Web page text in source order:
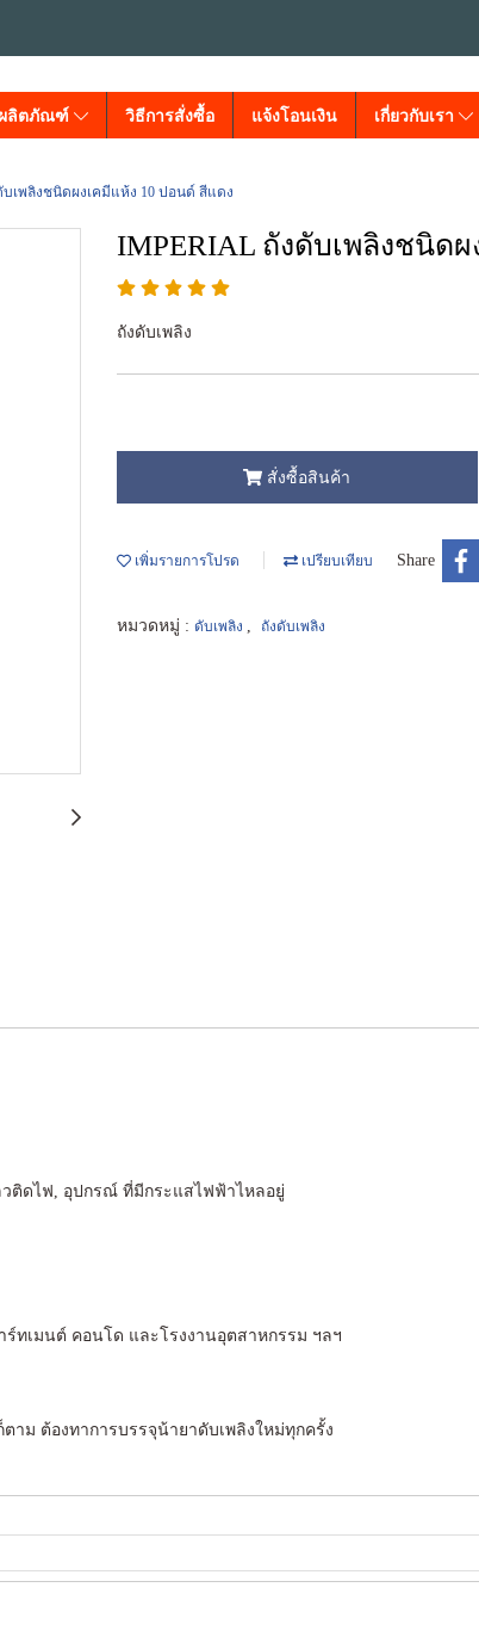
ผลิตภัณฑ์ วิธีการสั่งซื้อ แจ้งโอนเงิน เกี่ยวกับเรา
บเพลิงชนิดผงเคมีแห้ง 10 ปอนด์ สีแดง
IMPERIAL ถังดับเพลิงชนิด
ถังดับเพลิง
สั่งซื้อสินค้า
เพิ่มรายการโปรด เปรียบเทียบ Share
หมวดหมู่ : ดับเพลิง ถังดับเพลิง
วติดไฟ, อุปกรณ์ ที่มีกระแสไฟฟ้าไหลอยู่
ทเมนต์ คอนโด และโรงงานอุตสาหกรรม ฯลฯ
าม ต้องทาการบรรจุน้ายาดับเพลิงใหม่ทุกครั้ง